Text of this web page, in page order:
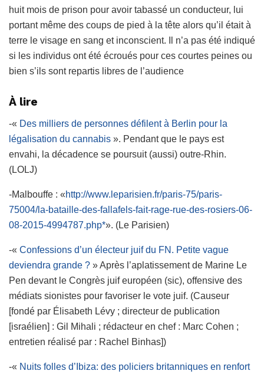
huit mois de prison pour avoir tabassé un conducteur, lui
portant même des coups de pied à la tête alors qu’il était à
terre le visage en sang et inconscient. Il n’a pas été indiqué
si les individus ont été écroués pour ces courtes peines ou
bien s’ils sont repartis libres de l’audience
À lire
-« Des milliers de personnes défilent à Berlin pour la
légalisation du cannabis ». Pendant que le pays est
envahi, la décadence se poursuit (aussi) outre-Rhin.
(LOLJ)
-Malbouffe : «http://www.leparisien.fr/paris-75/paris-
75004/la-bataille-des-fallafels-fait-rage-rue-des-rosiers-06-
08-2015-4994787.php*». (Le Parisien)
-« Confessions d’un électeur juif du FN. Petite vague
deviendra grande ? » Après l’aplatissement de Marine Le
Pen devant le Congrès juif européen (sic), offensive des
médiats sionistes pour favoriser le vote juif. (Causeur
[fondé par Élisabeth Lévy ; directeur de publication
[israélien] : Gil Mihali ; rédacteur en chef : Marc Cohen ;
entretien réalisé par : Rachel Binhas])
-« Nuits folles d’Ibiza: des policiers britanniques en renfort